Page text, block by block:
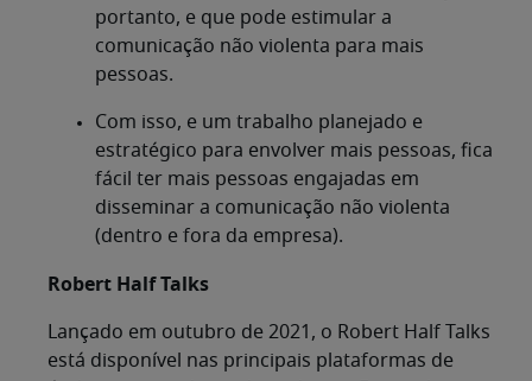
portanto, e que pode estimular a
comunicação não violenta para mais
pessoas.
Com isso, e um trabalho planejado e
estratégico para envolver mais pessoas, fica
fácil ter mais pessoas engajadas em
disseminar a comunicação não violenta
(dentro e fora da empresa).
Robert Half Talks
Lançado em outubro de 2021, o Robert Half Talks
está disponível nas principais plataformas de